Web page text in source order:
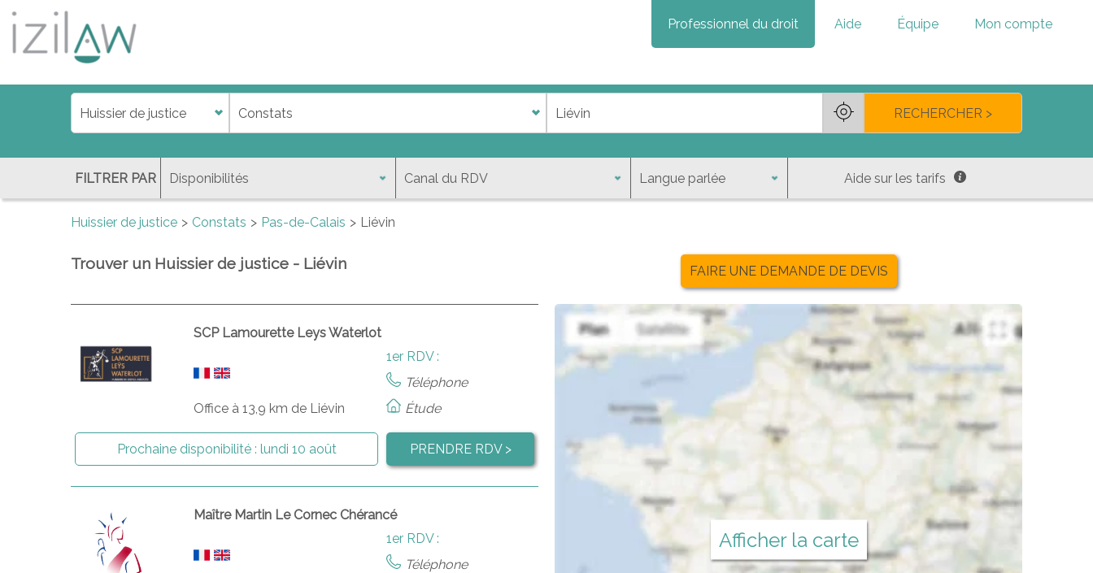
Professionnel du droit Aide Équipe Mon compte
jdadi
fl
RECHERCHER >
FILTRER PAR Aide sur les tarifs
Huissier de justice Constats Pas-de-Calais Liévin
Trouver un Huissier de justice - Liévin FAIRE UNE DEMANDE DE DEVIS
SCP Lamourette Leys Waterlot
Office à 13,9 km de Liévin
1er RDV :
Téléphone
Étude
Prochaine disponibilité : lundi 10 août PRENDRE RDV >
Maître Martin Le Cornec Chérancé
1er RDV :
Téléphone
Afficher la carte